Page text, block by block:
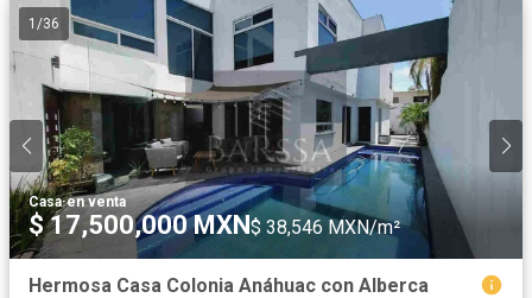
1 /36
Casa·en venta
$ 17,500,000 MXN$ 38,546 MXN/m²
Hermosa Casa Colonia Anáhuac con Alberca